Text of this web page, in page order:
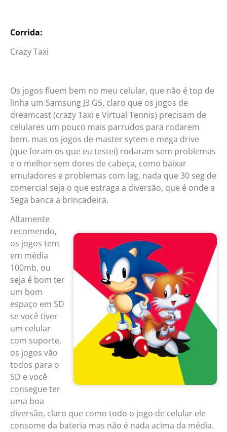
Corrida:
Crazy Taxi
Os jogos fluem bem no meu celular, que não é top de
linha um Samsung J3 G5, claro que os jogos de
dreamcast (crazy Taxi e Virtual Tennis) precisam de
celulares um pouco mais parrudos para rodarem
bem. mas os jogos de master sytem e mega drive
(que foram os que eu testei) rodaram sem problemas
e o melhor sem dores de cabeça, como baixar
emuladores e problemas com lag, nada que 30 seg de
comercial seja o que estraga a diversão, que é onde a
Sega banca a brincadeira.
Altamente
recomendo,
os jogos tem
em média
100mb, ou
seja é bom ter
um bom
espaço em SD
se você tiver
um celular
com suporte,
os jogos vão
todos para o
SD e você
consegue ter
uma boa
diversão, claro que como todo o jogo de celular ele
consome da bateria mas não é nada acima da média.